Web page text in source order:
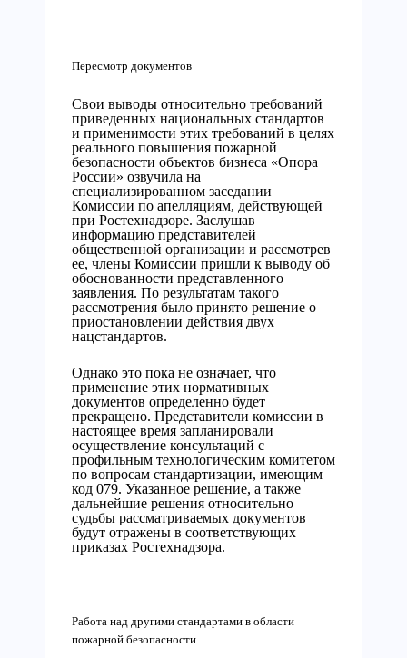
Пересмотр документов
Свои выводы относительно требований
приведенных национальных стандартов
и применимости этих требований в целях
реального повышения пожарной
безопасности объектов бизнеса «Опора
России» озвучила на
специализированном заседании
Комиссии по апелляциям, действующей
при Ростехнадзоре. Заслушав
информацию представителей
общественной организации и рассмотрев
ее, члены Комиссии пришли к выводу об
обоснованности представленного
заявления. По результатам такого
рассмотрения было принято решение о
приостановлении действия двух
нацстандартов.
Однако это пока не означает, что
применение этих нормативных
документов определенно будет
прекращено. Представители комиссии в
настоящее время запланировали
осуществление консультаций с
профильным технологическим комитетом
по вопросам стандартизации, имеющим
код 079. Указанное решение, а также
дальнейшие решения относительно
судьбы рассматриваемых документов
будут отражены в соответствующих
приказах Ростехнадзора.
Работа над другими стандартами в области
пожарной безопасности